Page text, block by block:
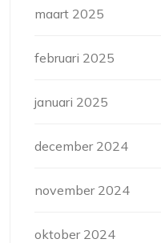
maart 2025
februari 2025
januari 2025
december 2024
november 2024
oktober 2024